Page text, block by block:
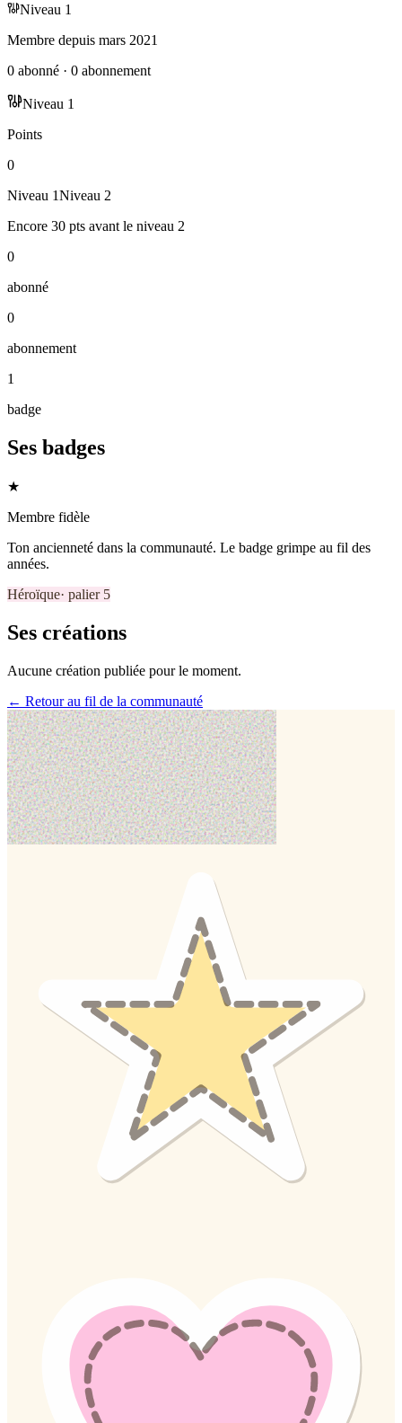
Niveau 1
Membre depuis mars 2021
0 abonné · 0 abonnement
Niveau 1
Points
0
Niveau 1Niveau 2
Encore 30 pts avant le niveau 2
0
abonné
0
abonnement
1
badge
Ses badges
★
Membre fidèle
Ton ancienneté dans la communauté. Le badge grimpe au fil des
années.
Héroïque· palier 5
Ses créations
Aucune création publiée pour le moment.
← Retour au fil de la communauté